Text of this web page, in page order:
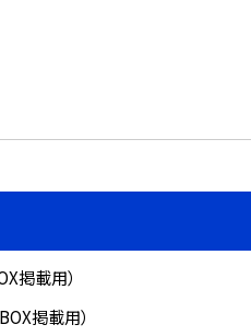
掲載用）
掲載用）